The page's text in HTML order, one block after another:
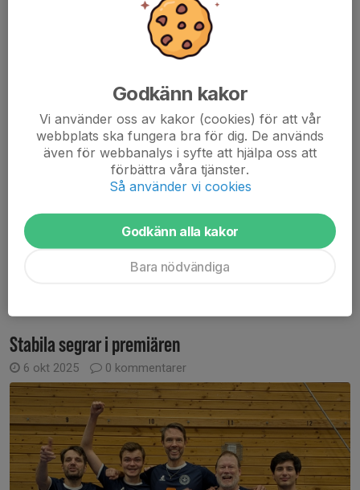
Stort manfall i truppen. Åtta åkte till Uppsala men plockade ändå
hem 6 poäng (2x3-0) innan juluppehållet.
Stabila segrar i premiären
6 okt 2025 0 kommentarer
Godkänn kakor
Vi använder oss av kakor (cookies) för att vår
webbplats ska fungera bra för dig. De används
även för webbanalys i syfte att hjälpa oss att
förbättra våra tjänster.
Så använder vi cookies
Godkänn alla kakor
Bara nödvändiga